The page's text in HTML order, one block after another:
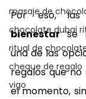
masaje de
chocolate dubai
ritual de
cheque de regalo
vigo
Por eso,
bienestar se
una de las
regalos que
el momento,